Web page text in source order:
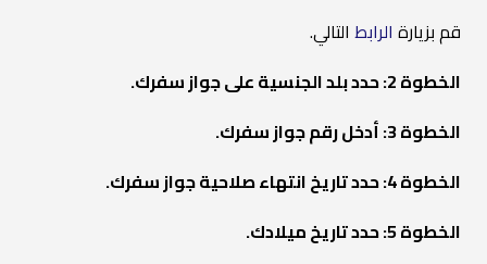
قم بزيارة الرابط التالي.
الخطوة 2: حدد بلد الجنسية على جواز سفرك.
الخطوة 3: أدخل رقم جواز سفرك.
الخطوة 4: حدد تاريخ انتهاء صلاحية جواز سفرك.
الخطوة 5: حدد تاريخ ميلادك.